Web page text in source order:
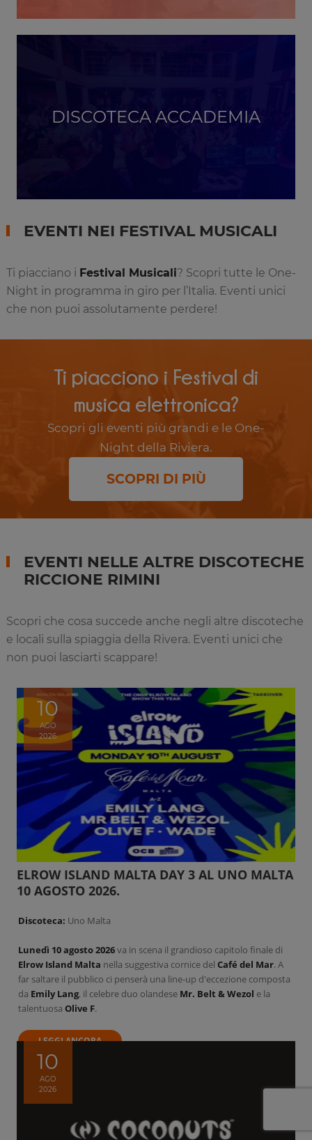
DISCOTECA ACCADEMIA
EVENTI NEI FESTIVAL MUSICALI
Ti piacciano i Festival Musicali? Scopri tutte le One-
Night in programma in giro per l’Italia. Eventi unici
che non puoi assolutamente perdere!
Ti piacciono i Festival di
musica elettronica?
Scopri gli eventi più grandi e le One-
Night della Riviera.
SCOPRI DI PIÙ
EVENTI NELLE ALTRE DISCOTECHE
RICCIONE RIMINI
Scopri che cosa succede anche negli altre discoteche
e locali sulla spiaggia della Rivera. Eventi unici che
non puoi lasciarti scappare!
10
AGO
2026
ELROW ISLAND MALTA DAY 3 AL UNO MALTA
10 AGOSTO 2026.
Discoteca: Uno Malta
Lunedì 10 agosto 2026va in scena il grandioso capitolo finale di
Elrow Island Malta nella suggestiva cornice del Café del Mar. A
far saltare il pubblico ci penserà una line-up d'eccezione composta
da Emily Lang, il celebre duo olandese Mr. Belt & Wezol e la
talentuosa Olive F.
LEGGI ANCORA
10
AGO
2026